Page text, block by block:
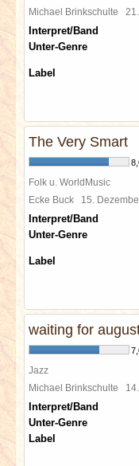
Michael Brinkschulte
Interpret/Band
Unter-Genre
Label
The Very Smart
Folk u. WorldMusic
Ecke Buck 15.
Interpret/Band
Unter-Genre
Label
waiting for
Jazz
Michael Brinkschulte
Interpret/Band
Unter-Genre
Label